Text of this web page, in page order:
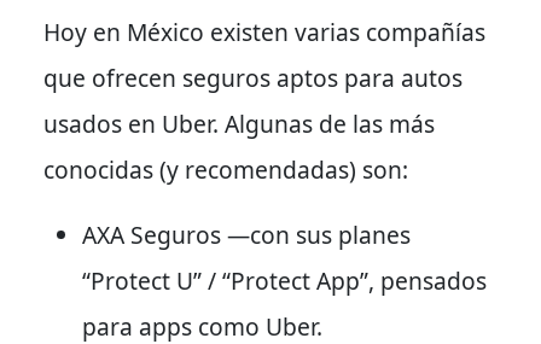
Hoy en México existen varias compañías
que ofrecen seguros aptos para autos
usados en Uber. Algunas de las más
conocidas (y recomendadas) son:
AXA Seguros —con sus planes
“Protect U” / “Protect App”, pensados
para apps como Uber.